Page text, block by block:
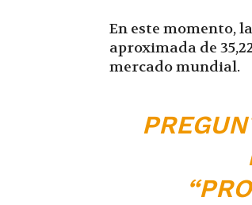
En este momento, la
aproximada de
mercado mundial.